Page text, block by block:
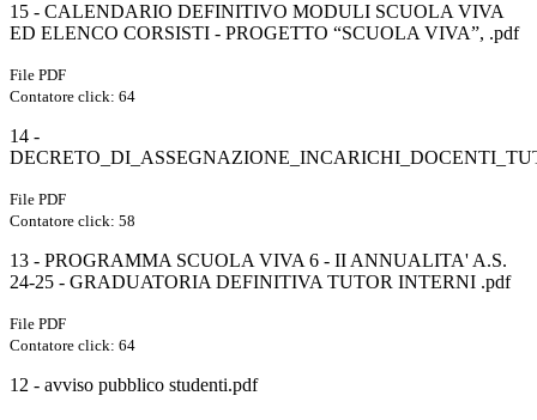
15 - CALENDARIO DEFINITIVO MODULI SCUOLA VIVA
ED ELENCO CORSISTI - PROGETTO “SCUOLA VIVA”, .pdf
File PDF
Contatore click: 64
14 -
File PDF
Contatore click: 58
13 - PROGRAMMA SCUOLA VIVA 6 - II ANNUALITA' A.S.
24-25 - GRADUATORIA DEFINITIVA TUTOR INTERNI .pdf
File PDF
Contatore click: 64
12 - avviso pubblico studenti.pdf